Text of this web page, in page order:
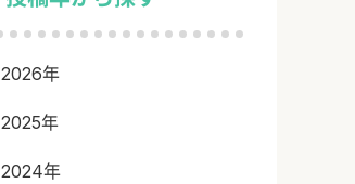
2026年
2025年
2024年